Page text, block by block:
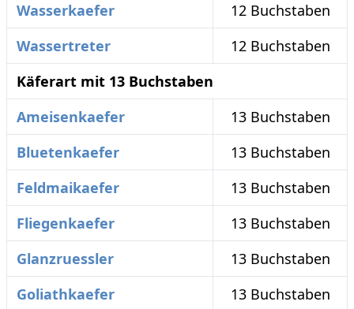
Wasserkaefer
12 Buchstaben
Wassertreter
12 Buchstaben
Käferart mit 13 Buchstaben
Ameisenkaefer
13 Buchstaben
Bluetenkaefer
13 Buchstaben
Feldmaikaefer
13 Buchstaben
Fliegenkaefer
13 Buchstaben
Glanzruessler
13 Buchstaben
Goliathkaefer
13 Buchstaben